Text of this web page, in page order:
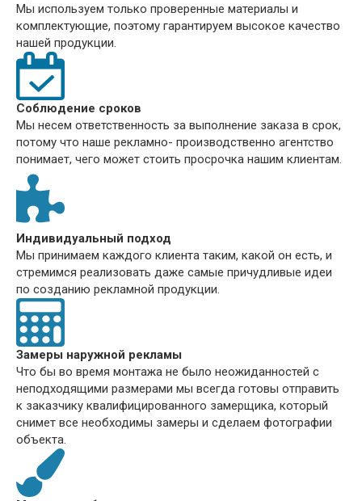
Мы используем только проверенные материалы и
комплектующие, поэтому гарантируем высокое качество
нашей продукции.
Соблюдение сроков
Мы несем ответственность за выполнение заказа в срок,
потому что наше рекламно- производственно агентство
понимает, чего может стоить просрочка нашим клиентам.
Индивидуальный подход
Мы принимаем каждого клиента таким, какой он есть, и
стремимся реализовать даже самые причудливые идеи
по созданию рекламной продукции.
Замеры наружной рекламы
Что бы во время монтажа не было неожиданностей с
неподходящими размерами мы всегда готовы отправить
к заказчику квалифицированного замерщика, который
снимет все необходимы замеры и сделаем фотографии
объекта.